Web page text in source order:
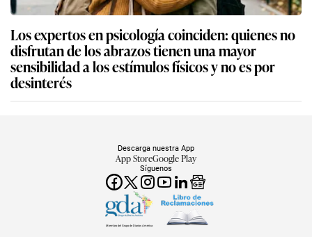
Los expertos en psicología coinciden: quienes no
disfrutan de los abrazos tienen una mayor
sensibilidad a los estímulos físicos y no es por
desinterés
Síguenos
Descarga nuestra App
App StoreGoogle Play
Miembro del Grupo de Diarios América